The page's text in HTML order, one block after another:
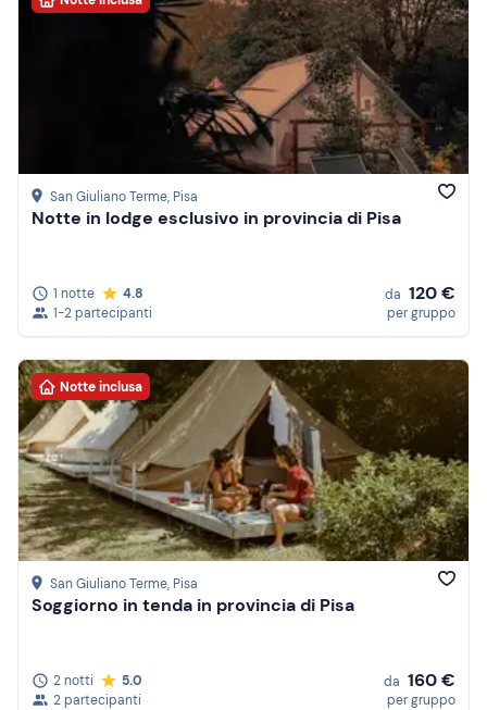
San Giuliano Terme, Pisa
Notte in lodge esclusivo in provincia di Pisa
1 notte
4.8
1-2 partecipanti
da 120 €
per gruppo
Notte inclusa
San Giuliano Terme, Pisa
Soggiorno in tenda in provincia di Pisa
2 notti
5.0
2 partecipanti
da 160 €
per gruppo